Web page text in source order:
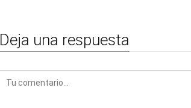
Deja una respuesta